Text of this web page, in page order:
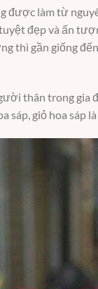
được làm từ
đẹp và ấn
thì gần giống
thân trong gia
sáp, giỏ hoa sáp